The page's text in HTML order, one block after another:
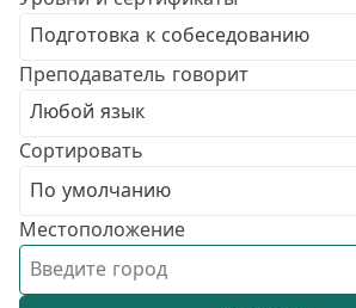
Подготовка к собеседованию
Преподаватель говорит
Любой язык
Сортировать
По умолчанию
Местоположение